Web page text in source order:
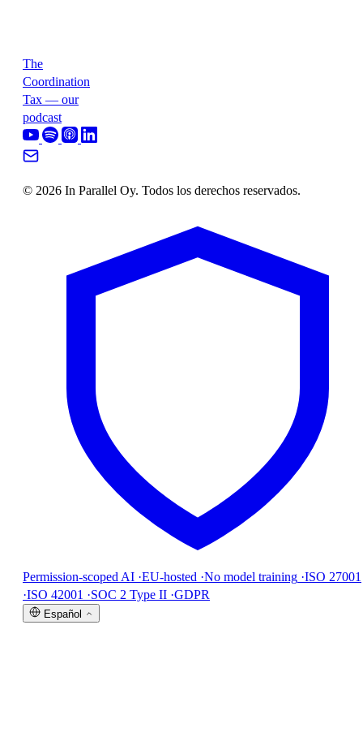
The
Coordination
Tax — our
podcast
© 2026 In Parallel Oy. Todos los derechos reservados.
Permission-scoped AI ·EU-hosted ·No model training ·ISO 27001
·ISO 42001 ·SOC 2 Type II ·GDPR
Español